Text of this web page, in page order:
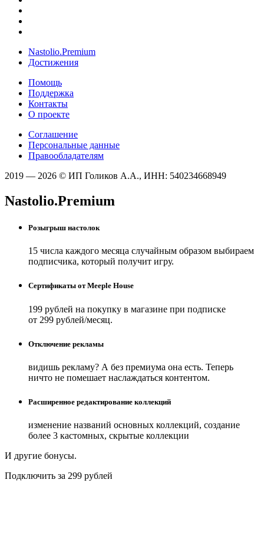
Nastolio.Premium
Достижения
Помощь
Поддержка
Контакты
О проекте
Соглашение
Персональные данные
Правообладателям
2019 — 2026 © ИП Голиков А.А., ИНН: 540234668949
Nastolio.Premium
Розыгрыш настолок
15 числа каждого месяца случайным образом выбираем
подписчика, который получит игру.
Сертификаты от Meeple House
199 рублей на покупку в магазине при подписке
от 299 рублей/месяц.
Отключение рекламы
видишь рекламу? А без премиума она есть. Теперь
ничто не помешает наслаждаться контентом.
Расширенное редактирование коллекций
изменение названий основных коллекций, создание
более 3 кастомных, скрытые коллекции
И другие бонусы.
Подключить за 299 рублей